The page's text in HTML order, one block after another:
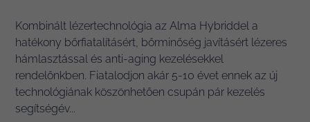
Kombinált lézertechnológia az Alma Hybriddel a
hatékony bőrfiatalításért, bőrminőség javításért lézeres
hámlasztással és anti-aging kezelésekkel
rendelőnkben. Fiatalodjon akár 5-10 évet ennek az új
technológiának köszönhetően csupán pár kezelés
segítségév...